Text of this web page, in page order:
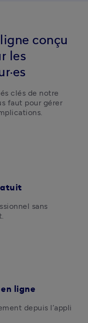
conçu
les
clés de notre
faut pour gérer
sans
ligne
depuis l’appli